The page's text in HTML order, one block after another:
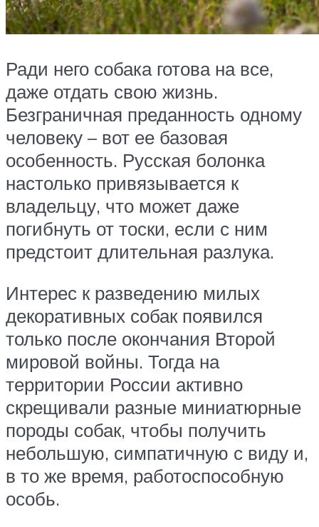
Ради него собака готова на все,
даже отдать свою жизнь.
Безграничная преданность одному
человеку – вот ее базовая
особенность. Русская болонка
настолько привязывается к
владельцу, что может даже
погибнуть от тоски, если с ним
предстоит длительная разлука.
Интерес к разведению милых
декоративных собак появился
только после окончания Второй
мировой войны. Тогда на
территории России активно
скрещивали разные миниатюрные
породы собак, чтобы получить
небольшую, симпатичную с виду и,
в то же время, работоспособную
особь.